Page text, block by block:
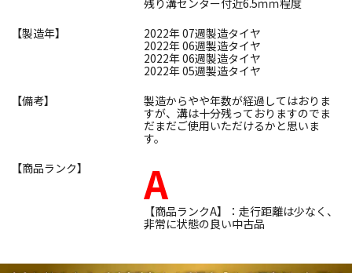
残り溝センター付近6.5ｍｍ程度
【製造年】
2022年 07週製造タイヤ
2022年 06週製造タイヤ
2022年 06週製造タイヤ
2022年 05週製造タイヤ
【備考】
製造からやや年数が経過してはおりま
すが、溝は十分残っておりますのでま
だまだご使用いただけるかと思いま
す。
【商品ランク】
A
【商品ランクA】：走行距離は少なく、
非常に状態の良い中古品